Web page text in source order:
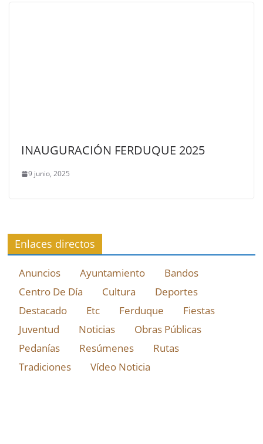
INAUGURACIÓN FERDUQUE 2025
9 junio, 2025
Enlaces directos
Anuncios Ayuntamiento
Bandos
Centro De Día
Cultura
Deportes
Destacado
Etc Ferduque
Fiestas
Juventud
Noticias
Obras Públicas
Pedanías
Resúmenes
Rutas
Tradiciones
Vídeo Noticia